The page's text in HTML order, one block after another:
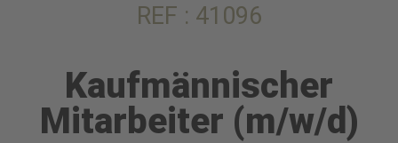
REF : 41096
Kaufmännischer
Mitarbeiter (m/w/d)